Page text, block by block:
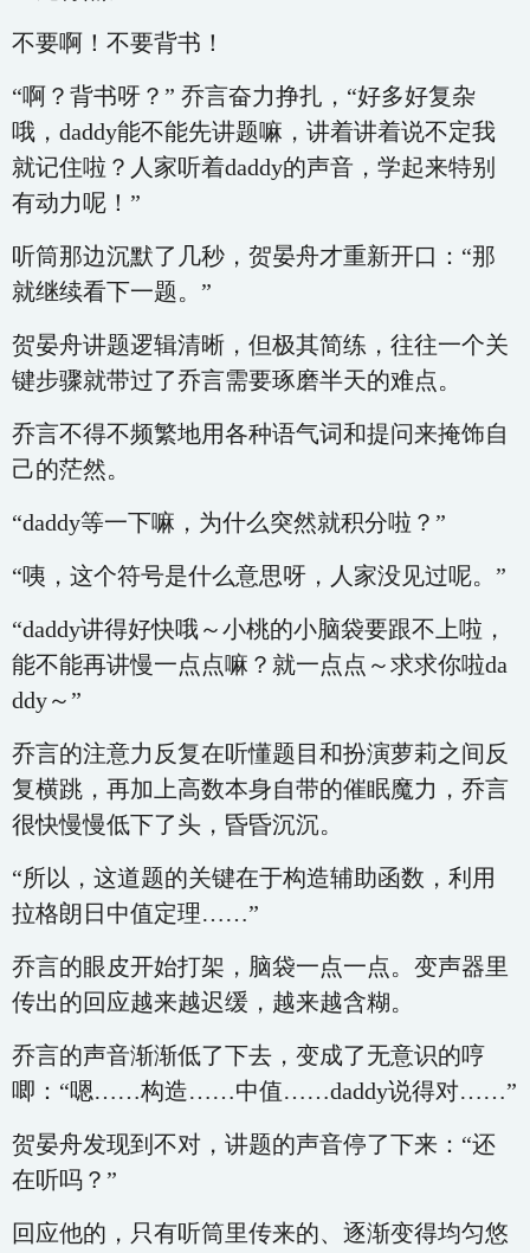
不要啊！不要背书！
“啊？背书呀？” 乔言奋力挣扎，“好多好复杂
哦，daddy能不能先讲题嘛，讲着讲着说不定我
就记住啦？人家听着daddy的声音，学起来特别
有动力呢！”
听筒那边沉默了几秒，贺晏舟才重新开口：“那
就继续看下一题。”
贺晏舟讲题逻辑清晰，但极其简练，往往一个关
键步骤就带过了乔言需要琢磨半天的难点。
乔言不得不频繁地用各种语气词和提问来掩饰自
己的茫然。
“daddy等一下嘛，为什么突然就积分啦？”
“咦，这个符号是什么意思呀，人家没见过呢。”
“daddy讲得好快哦～小桃的小脑袋要跟不上啦，
能不能再讲慢一点点嘛？就一点点～求求你啦da
ddy～”
乔言的注意力反复在听懂题目和扮演萝莉之间反
复横跳，再加上高数本身自带的催眠魔力，乔言
很快慢慢低下了头，昏昏沉沉。
“所以，这道题的关键在于构造辅助函数，利用
拉格朗日中值定理……”
乔言的眼皮开始打架，脑袋一点一点。变声器里
传出的回应越来越迟缓，越来越含糊。
乔言的声音渐渐低了下去，变成了无意识的哼
唧：“嗯……构造……中值……daddy说得对……”
贺晏舟发现到不对，讲题的声音停了下来：“还
在听吗？”
回应他的，只有听筒里传来的、逐渐变得均匀悠